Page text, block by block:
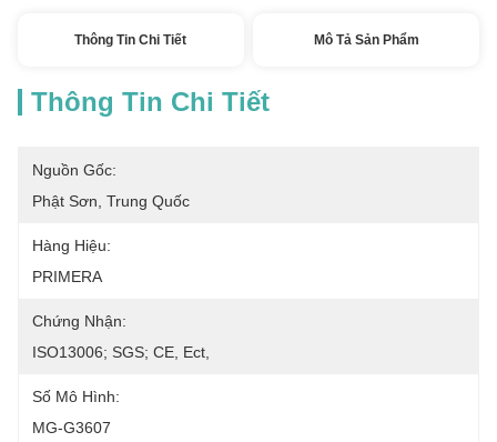
Thông Tin Chi Tiết Mô Tả Sản Phẩm
Thông Tin Chi Tiết
Nguồn Gốc:
Phật Sơn, Trung Quốc
Hàng Hiệu:
PRIMERA
Chứng Nhận:
ISO13006; SGS; CE, Ect,
Số Mô Hình:
MG-G3607